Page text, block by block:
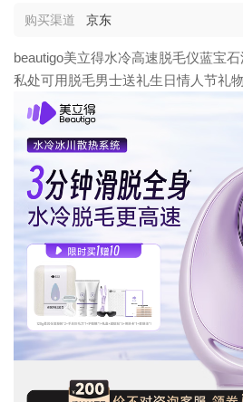
购买渠道 京东
beautigo美立得水冷高速脱毛仪蓝宝
私处可用脱毛男士送礼生日情人节礼